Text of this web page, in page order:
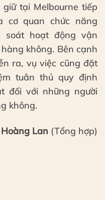
tại Melbourne tiếp
cơ quan chức năng
soát hoạt động vận
không. Bên cạnh
ra, vụ việc cũng đặt
tuân thủ quy định
đối với những người
không.
Hoàng Lan (Tổng hợp)